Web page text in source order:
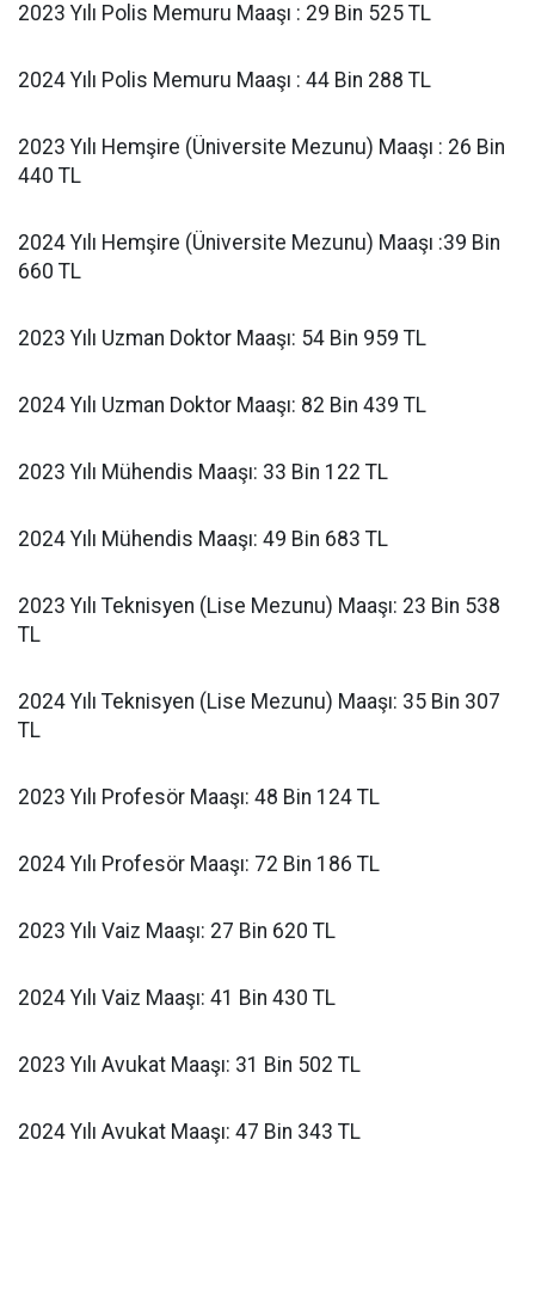
2023 Yılı Polis Memuru Maaşı : 29 Bin 525 TL
2024 Yılı Polis Memuru Maaşı : 44 Bin 288 TL
2023 Yılı Hemşire (Üniversite Mezunu) Maaşı : 26 Bin
440 TL
2024 Yılı Hemşire (Üniversite Mezunu) Maaşı :39 Bin
660 TL
2023 Yılı Uzman Doktor Maaşı: 54 Bin 959 TL
2024 Yılı Uzman Doktor Maaşı: 82 Bin 439 TL
2023 Yılı Mühendis Maaşı: 33 Bin 122 TL
2024 Yılı Mühendis Maaşı: 49 Bin 683 TL
2023 Yılı Teknisyen (Lise Mezunu) Maaşı: 23 Bin 538
TL
2024 Yılı Teknisyen (Lise Mezunu) Maaşı: 35 Bin 307
TL
2023 Yılı Profesör Maaşı: 48 Bin 124 TL
2024 Yılı Profesör Maaşı: 72 Bin 186 TL
2023 Yılı Vaiz Maaşı: 27 Bin 620 TL
2024 Yılı Vaiz Maaşı: 41 Bin 430 TL
2023 Yılı Avukat Maaşı: 31 Bin 502 TL
2024 Yılı Avukat Maaşı: 47 Bin 343 TL